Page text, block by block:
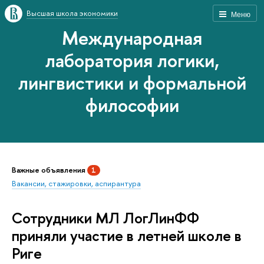
Меню
Высшая школа экономики
Международная
лаборатория логики,
лингвистики и формальной
философии
Важные объявления 1
Вакансии, стажировки, аспирантура
Сотрудники МЛ ЛогЛинФФ
приняли участие в летней школе в
Риге